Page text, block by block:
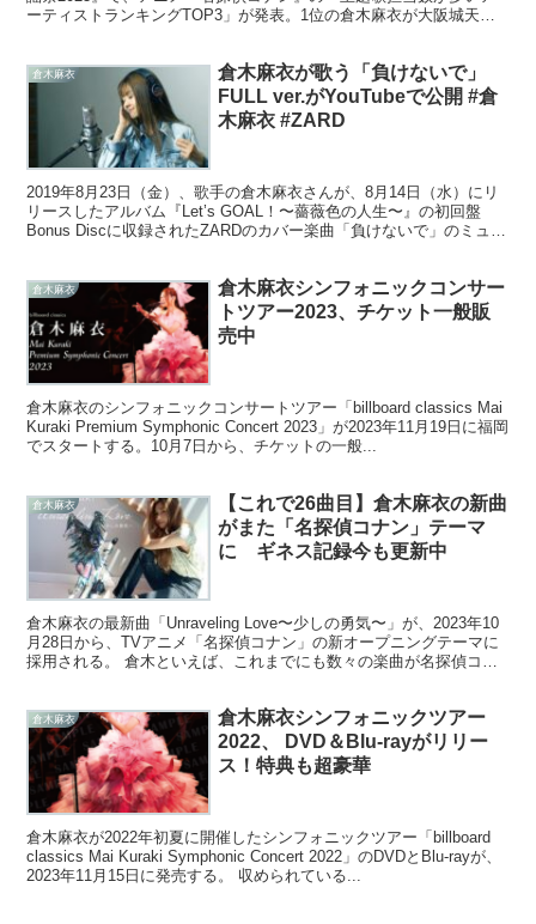
ーティストランキングTOP3」が発表。1位の倉木麻衣が大阪城天守
倉木麻衣
倉木麻衣が歌う「負けないで」
FULL ver.がYouTubeで公開 #倉
木麻衣 #ZARD
2019年8月23日（金）、歌手の倉木麻衣さんが、8月14日（水）にリ
リースしたアルバム『Let’s GOAL！〜薔薇色の人生〜』の初回盤
Bonus Discに収録されたZARDのカバー楽曲「負けないで」のミュー
倉木麻衣
倉木麻衣シンフォニックコンサー
トツアー2023、チケット一般販
売中
倉木麻衣のシンフォニックコンサートツアー「billboard classics Mai
Kuraki Premium Symphonic Concert 2023」が2023年11月19日に福岡
でスタートする。10月7日から、チケットの一般...
倉木麻衣
【これで26曲目】倉木麻衣の新曲
がまた「名探偵コナン」テーマ
に ギネス記録今も更新中
倉木麻衣の最新曲「Unraveling Love〜少しの勇気〜」が、2023年10
月28日から、TVアニメ「名探偵コナン」の新オープニングテーマに
採用される。 倉木といえば、これまでにも数々の楽曲が名探偵コナ
倉木麻衣
倉木麻衣シンフォニックツアー
2022、 DVD＆Blu-rayがリリー
ス！特典も超豪華
倉木麻衣が2022年初夏に開催したシンフォニックツアー「billboard
classics Mai Kuraki Symphonic Concert 2022」のDVDとBlu-rayが、
2023年11月15日に発売する。 収められている...